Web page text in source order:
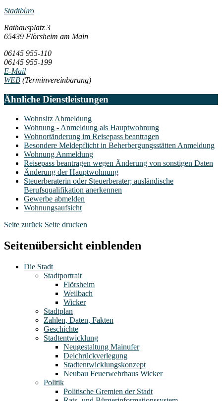
Stadtbüro
Rathausplatz 3
65439 Flörsheim am Main
06145 955-110
06145 955-199
E-Mail
WEB (Terminvereinbarung)
Ähnliche Dienstleistungen
Wohnsitz Abmeldung
Wohnung - Anmeldung als Hauptwohnung
Wohnortänderung im Reisepass beantragen
Besondere Meldepflicht in Beherbergungsstätten Anmeldung
Wohnung Anmeldung
Reisepass beantragen wegen Änderung von sonstigen Daten
Änderung der Hauptwohnung
Steuerberaterin oder Steuerberater; ausländische
Berufsqualifikation anerkennen
Gewerbe abmelden
Wohnungsaufsicht
Seite zurück Seite drucken
Seitenübersicht einblenden
Die Stadt
Stadtportrait
Flörsheim
Weilbach
Wicker
Stadtplan
Zahlen, Daten, Fakten
Geschichte
Stadtentwicklung
Neugestaltung Mainufer
Deichrückverlegung
Stadtentwicklungskonzept
Neubau Feuerwehrhaus Wicker
Politik
Politische Gremien der Stadt